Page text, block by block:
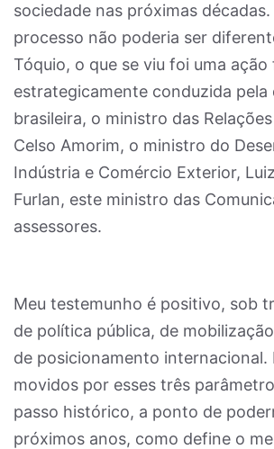
sociedade nas próximas
processo não poderia ser
Tóquio, o que se viu foi uma ação
estrategicamente conduzida pela
brasileira, o ministro das
Celso Amorim, o ministro do
Indústria e Comércio Exterior,
Furlan, este ministro das
assessores.
Meu testemunho é positivo, sob
de política pública, de
de posicionamento internacional.
movidos por esses três
passo histórico, a ponto de
próximos anos, como define o